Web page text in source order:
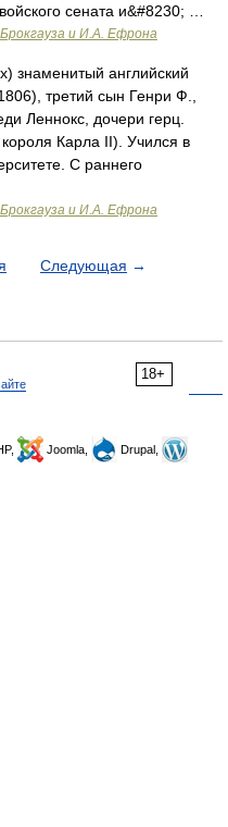
сената и&#8230; …
и И.А. Ефрона
знаменитый английский
третий сын Генри Ф.,
Леннокс, дочери герц.
Карла II). Учился в
С раннего
и И.А. Ефрона
Следующая →
18+
Joomla,
Drupal,